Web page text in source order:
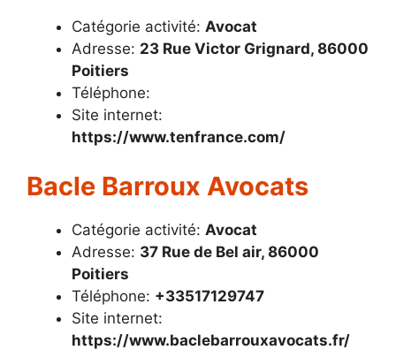
Catégorie activité: Avocat
Adresse: 23 Rue Victor Grignard, 86000
Poitiers
Téléphone:
Site internet:
https://www.tenfrance.com/
Bacle Barroux Avocats
Catégorie activité: Avocat
Adresse: 37 Rue de Bel air, 86000
Poitiers
Téléphone: +33517129747
Site internet:
https://www.baclebarrouxavocats.fr/